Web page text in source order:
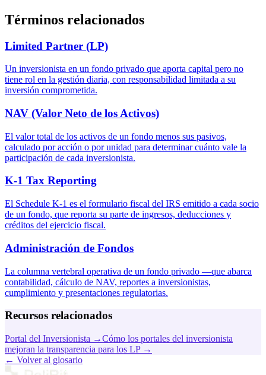
Términos relacionados
Limited Partner (LP)
Un inversionista en un fondo privado que aporta capital pero no
tiene rol en la gestión diaria, con responsabilidad limitada a su
inversión comprometida.
NAV (Valor Neto de los Activos)
El valor total de los activos de un fondo menos sus pasivos,
calculado por acción o por unidad para determinar cuánto vale la
participación de cada inversionista.
K-1 Tax Reporting
El Schedule K-1 es el formulario fiscal del IRS emitido a cada socio
de un fondo, que reporta su parte de ingresos, deducciones y
créditos del ejercicio fiscal.
Administración de Fondos
La columna vertebral operativa de un fondo privado —que abarca
contabilidad, cálculo de NAV, reportes a inversionistas,
cumplimiento y presentaciones regulatorias.
Recursos relacionados
Portal del Inversionista →Cómo los portales del inversionista
mejoran la transparencia para los LP→
← Volver al glosario